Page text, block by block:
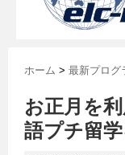
ホーム > 最新プログ
お正月を
語プチ留